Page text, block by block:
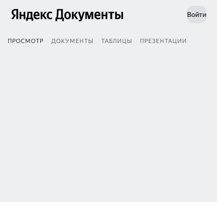
Войти
ПРОСМОТР ДОКУМЕНТЫ ТАБЛИЦЫ ПРЕЗЕНТАЦИИ